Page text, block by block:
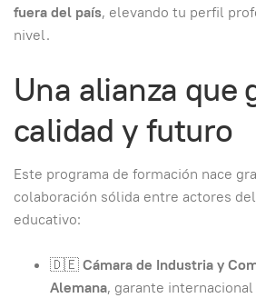
fuera del país, elevando tu perfil
nivel.
Una alianza que
calidad y futuro
Este programa de formación nace
colaboración sólida entre actores
educativo:
🇩🇪Cámara de Industria y
Alemana, garante